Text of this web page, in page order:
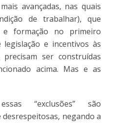
avançadas, nas quais
de trabalhar), que
e formação no primeiro
e incentivos às
ser construídas
acima. Mas e as
“exclusões” são
negando a